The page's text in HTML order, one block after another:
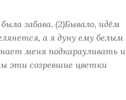
забава. (2)Бывало, идём
а я дуну ему белым
меня подкарауливать и
эти созревшие цветки